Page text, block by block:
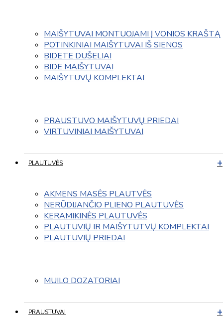
MAIŠYTUVAI MONTUOJAMI Į VONIOS KRAŠTĄ
POTINKINIAI MAIŠYTUVAI IŠ SIENOS
BIDETE DUŠELIAI
BIDE MAIŠYTUVAI
MAIŠYTUVŲ KOMPLEKTAI
PRAUSTUVO MAIŠYTUVŲ PRIEDAI
VIRTUVINIAI MAIŠYTUVAI
PLAUTUVĖS
AKMENS MASĖS PLAUTVĖS
NERŪDIJANČIO PLIENO PLAUTUVĖS
KERAMIKINĖS PLAUTUVĖS
PLAUTUVIŲ IR MAIŠYTUTVŲ KOMPLEKTAI
PLAUTUVIŲ PRIEDAI
MUILO DOZATORIAI
PRAUSTUVAI